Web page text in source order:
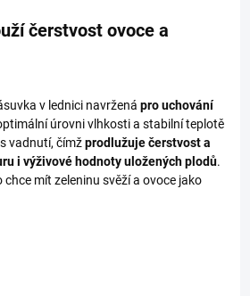
čerstvost ovoce a
v lednici navržená pro uchování
úrovni vlhkosti a stabilní teplotě
vadnutí, čímžprodlužuje čerstvost a
i výživové hodnoty uložených plodů.
mít zeleninu svěží a ovoce jako